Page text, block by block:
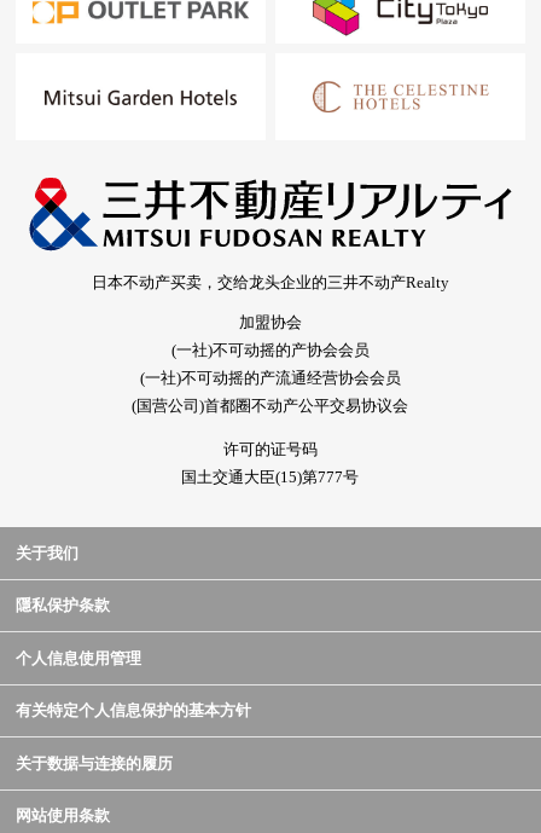
日本不动产买卖，交给龙头企业的三井不动产Realty
加盟协会
(一社)不可动摇的产协会会员
(一社)不可动摇的产流通经营协会会员
(国营公司)首都圈不动产公平交易协议会
许可的证号码
国土交通大臣(15)第777号
关于我们
隱私保护条款
个人信息使用管理
有关特定个人信息保护的基本方针
关于数据与连接的履历
网站使用条款